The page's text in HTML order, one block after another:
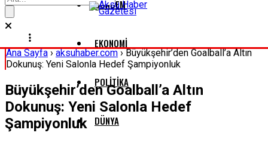
GÜNDEM
EKONOMI
POLITIKA
DÜNYA
Ana Sayfa›aksuhaber.com›Büyükşehir’den Goalball’a Altın
Dokunuş: Yeni Salonla Hedef Şampiyonluk
Büyükşehir’den Goalball’a Altın
Dokunuş: Yeni Salonla Hedef
Şampiyonluk